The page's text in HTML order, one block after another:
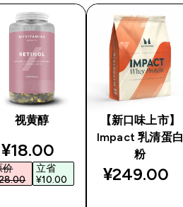
视黄醇
discounted price
¥18.00‎
价
立省
¥10.00‎
【新口味上市】
Impact 乳清蛋白
粉
¥249.00‎